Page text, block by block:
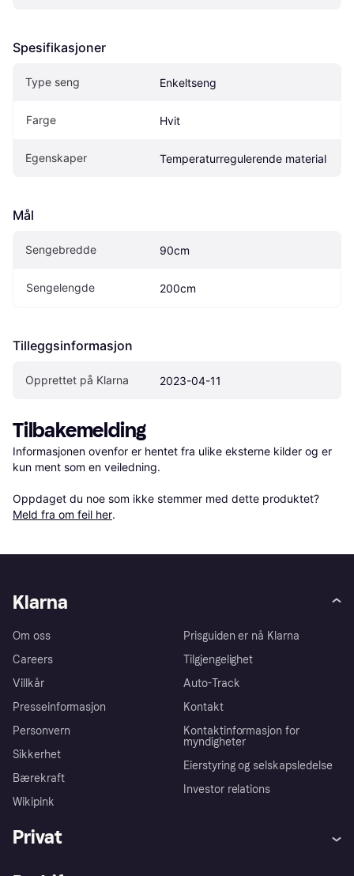
Spesifikasjoner
Type seng Enkeltseng
Farge Hvit
Egenskaper Temperaturregulerende material
Mål
Sengebredde 90cm
Sengelengde 200cm
Tilleggsinformasjon
Opprettet på Klarna 2023-04-11
Tilbakemelding
Informasjonen ovenfor er hentet fra ulike eksterne kilder og er
kun ment som en veiledning.
Oppdaget du noe som ikke stemmer med dette produktet?
Meld fra om feil her.
Klarna
Om oss
Careers
Villkår
Presseinformasjon
Personvern
Sikkerhet
Bærekraft
Wikipink
Prisguiden er nå Klarna
Tilgjengelighet
Auto-Track
Kontakt
Kontaktinformasjon for
myndigheter
Eierstyring og selskapsledelse
Investor relations
Privat